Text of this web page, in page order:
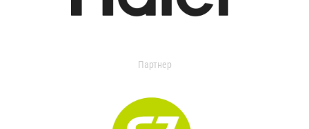
Партнер